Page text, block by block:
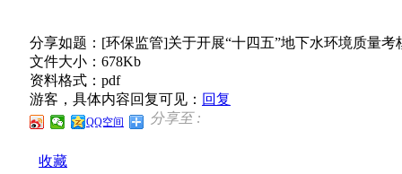
分享如题：[环保监管]关于开展“十四五”地下水环境质量
文件大小：678Kb
资料格式：pdf
游客，具体内容回复可见： 回复
分享至 :
QQ空间
收藏